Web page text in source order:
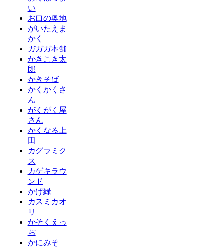
い
お口の奥地
がいたえま
かく
ガガガ本舗
かきこき太
郎
かきそば
かくかくさ
ん
がくがく屋
さん
かくなる上
田
カグラミク
ス
カゲキラウ
ンド
かげ緑
カスミカオ
リ
かそくえっ
ぢ
かにみそ